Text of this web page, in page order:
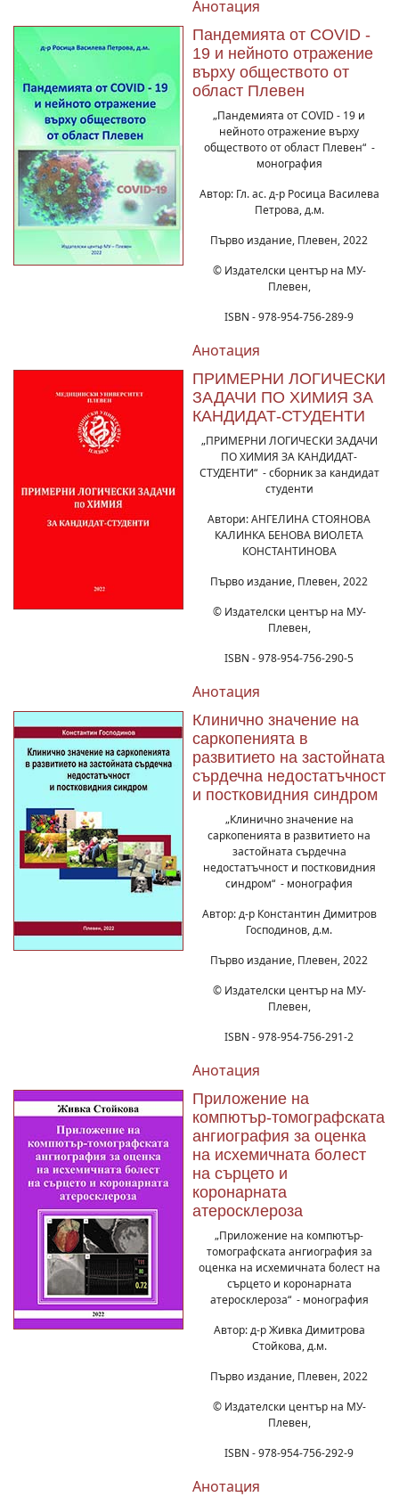
Анотация
Пандемията от COVID -
19 и нейното отражение
върху обществото от
област Плевен
„Пандемията от COVID - 19 и
нейното отражение върху
обществото от област Плевен“ -
монография
Автор: Гл. ас. д-р Росица Василева
Петрова, д.м.
Първо издание, Плевен, 2022
© Издателски център на МУ-
Плевен,
ISBN - 978-954-756-289-9
Анотация
ПРИМЕРНИ ЛОГИЧЕСКИ
ЗАДАЧИ ПО ХИМИЯ ЗА
КАНДИДАТ-СТУДЕНТИ
„ПРИМЕРНИ ЛОГИЧЕСКИ ЗАДАЧИ
ПО ХИМИЯ ЗА КАНДИДАТ-
СТУДЕНТИ“ - сборник за кандидат
студенти
Автори: АНГЕЛИНА СТОЯНОВА
КАЛИНКА БЕНОВА ВИОЛЕТА
КОНСТАНТИНОВА
Първо издание, Плевен, 2022
© Издателски център на МУ-
Плевен,
ISBN - 978-954-756-290-5
Анотация
Клинично значение на
саркопенията в
развитието на застойната
сърдечна недостатъчност
и постковидния синдром
„Клинично значение на
саркопенията в развитието на
застойната сърдечна
недостатъчност и постковидния
синдром“ - монография
Автор: д-р Константин Димитров
Господинов, д.м.
Първо издание, Плевен, 2022
© Издателски център на МУ-
Плевен,
ISBN - 978-954-756-291-2
Анотация
Приложение на
компютър-томографската
ангиография за оценка
на исхемичната болест
на сърцето и
коронарната
атеросклероза
„Приложение на компютър-
томографската ангиография за
оценка на исхемичната болест на
сърцето и коронарната
атеросклероза“ - монография
Автор: д-р Живка Димитрова
Стойкова, д.м.
Първо издание, Плевен, 2022
© Издателски център на МУ-
Плевен,
ISBN - 978-954-756-292-9
Анотация